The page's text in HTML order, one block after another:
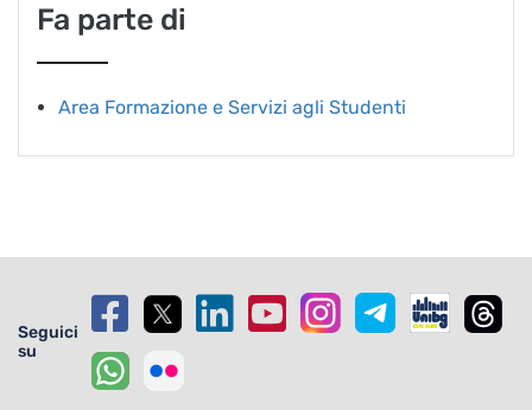
Fa parte di
Area Formazione e Servizi agli Studenti
Seguici
su